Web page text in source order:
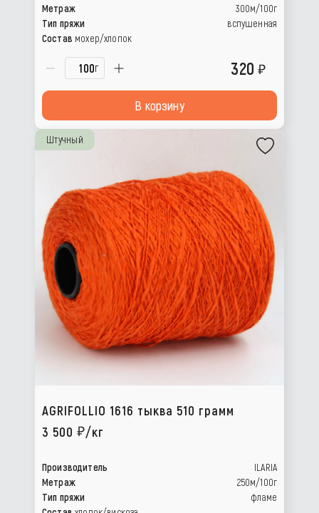
Метраж
300м/100г
Тип пряжи
вспушенная
Состав мохер/хлопок
г 320
В корзину
Штучный
AGRIFOLLIO 1616 тыква 510 грамм
3 500
/кг
Производитель
ILARIA
Метраж
250м/100г
Тип пряжи
фламе